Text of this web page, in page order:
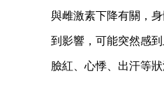
與雌激素下降有關，
到影響，可能突然感
臉紅、心悸、出汗等狀